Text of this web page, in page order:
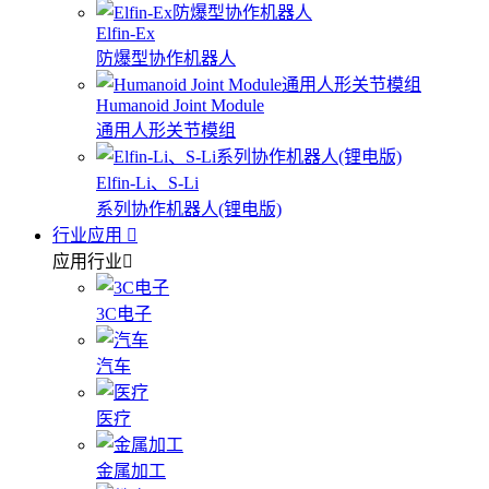
Elfin-Ex
防爆型协作机器人
Humanoid Joint Module
通用人形关节模组
Elfin-Li、S-Li
系列协作机器人(锂电版)
行业应用
应用行业
3C电子
汽车
医疗
金属加工